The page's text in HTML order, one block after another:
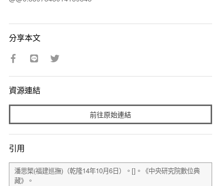
分享本文
資源連結
前往原始連結
引用